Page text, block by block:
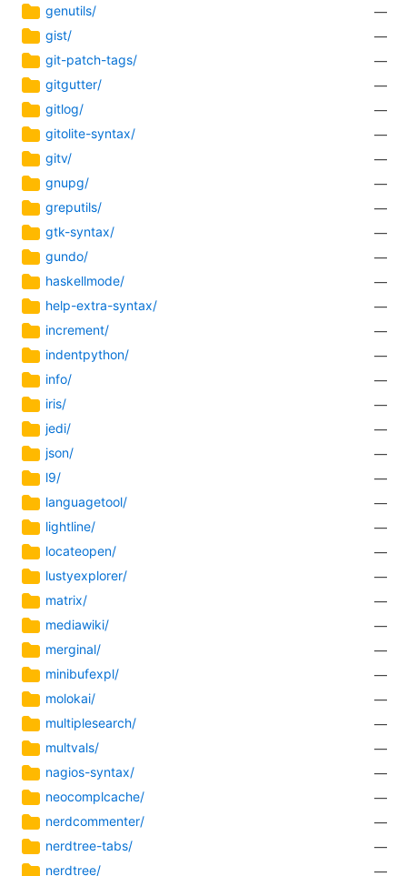
genutils/
—
gist/
—
git-patch-tags/
—
gitgutter/
—
gitlog/
—
gitolite-syntax/
—
gitv/
—
gnupg/
—
greputils/
—
gtk-syntax/
—
gundo/
—
haskellmode/
—
help-extra-syntax/
—
increment/
—
indentpython/
—
info/
—
iris/
—
jedi/
—
json/
—
l9/
—
languagetool/
—
lightline/
—
locateopen/
—
lustyexplorer/
—
matrix/
—
mediawiki/
—
merginal/
—
minibufexpl/
—
molokai/
—
multiplesearch/
—
multvals/
—
nagios-syntax/
—
neocomplcache/
—
nerdcommenter/
—
nerdtree-tabs/
—
nerdtree/
—